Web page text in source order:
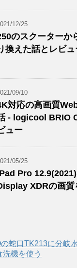
12/25
のスクーターか
換えた話とレビュ
09/10
対応の高画質
- logicool BRIO
ュー
05/25
Pro
XDRの画質
蛇口TK213に分岐
洗機を使う